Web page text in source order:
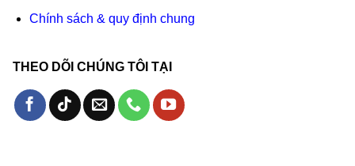
Chính sách & quy định chung
THEO DÕI CHÚNG TÔI TẠI